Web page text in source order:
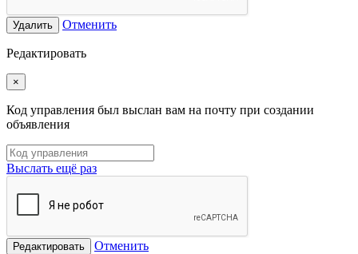
Удалить Отменить
Редактировать
×
Код управления был выслан вам на почту при создании
объявления
Выслать ещё раз
Редактировать Отменить